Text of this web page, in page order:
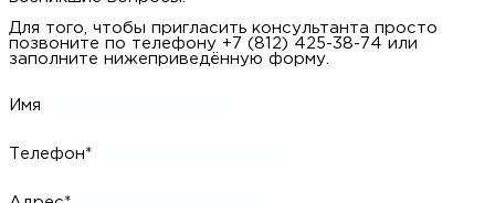
на все возникшие вопросы.
Для того, чтобы запросить образец просто позвоните по
форму.
Имя